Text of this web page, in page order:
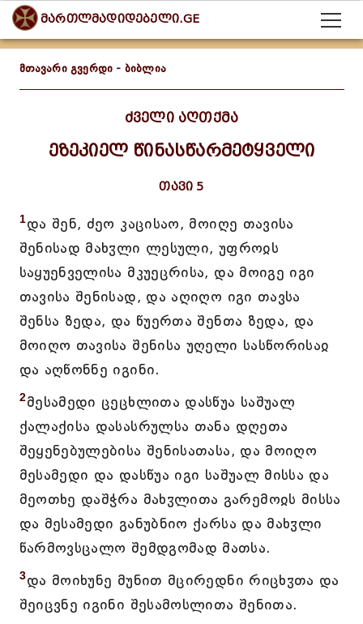
მართლმადიდებელი.GE
მთავარი გვერდი - ბიბლია
ძველი აღთქმა
ეზეკიელ წინასწარმეტყველი
თავი 5
1და შენ, ძეო კაცისაო, მოიღე თავისა
შენისად მახჳლი ლესული, უფროჲს
საყუენველისა მკუეცრისა, და მოიგე იგი
თავისა შენისად, და აღიღო იგი თავსა
შენსა ზედა, და წუერთა შენთა ზედა, და
მოიღო თავისა შენისა უღელი სასწორისაჲ
და აღწონნე იგინი.
2მესამედი ცეცხლითა დასწუა საშუალ
ქალაქისა დასასრულსა თანა დღეთა
შეყენებულებისა შენისათასა, და მოიღო
მესამედი და დასწუა იგი საშუალ მისსა და
მეოთხე დაშჭრა მახჳლითა გარემოჲს მისსა
და მესამედი განუბნიო ქარსა და მახჳლი
წარმოვსცალო შემდგომად მათსა.
3და მოიხუნე მუნით მცირედნი რიცხჳთა და
შეიცვნე იგინი შესამოსლითა შენითა.